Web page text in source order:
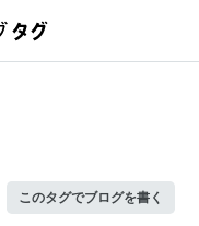
このタグでブログを書く